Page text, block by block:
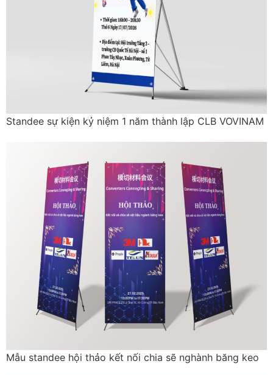
Standee sự kiện kỷ niệm 1 năm thành lập CLB VOVINAM
Mẫu standee hội thảo kết nối chia sẽ nghành băng keo